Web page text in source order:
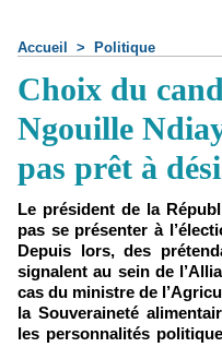
Accueil > Politique
Choix du
Ngouille
pas prêt à
Le président de la
pas se présenter à
Depuis lors, des
signalent au sein de
cas du ministre de
la Souveraineté
les personnalités